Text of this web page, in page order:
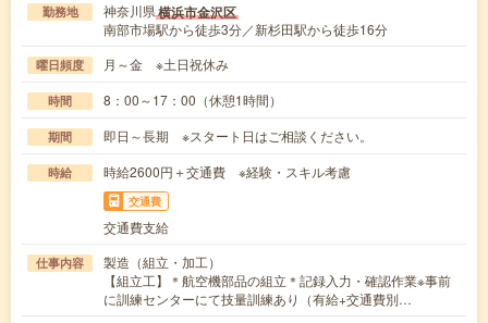
勤務地 神奈川県横浜市金沢区
南部市場駅から徒歩3分／新杉田駅から徒歩16分
曜日頻度 月～金 ※土日祝休み
時間 8：00～17：00（休憩1時間）
期間 即日～長期 ※スタート日はご相談ください。
時給 時給2600円＋交通費 ※経験・スキル考慮
交通費
交通費支給
仕事内容
製造（組立・加工）
【組立工】＊航空機部品の組立＊記録入力・確認作業※事前
に訓練センターにて技量訓練あり（有給+交通費別…